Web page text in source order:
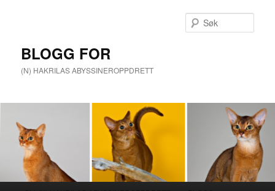
BLOGG FOR
(N) HAKRILAS ABYSSINEROPPDRETT